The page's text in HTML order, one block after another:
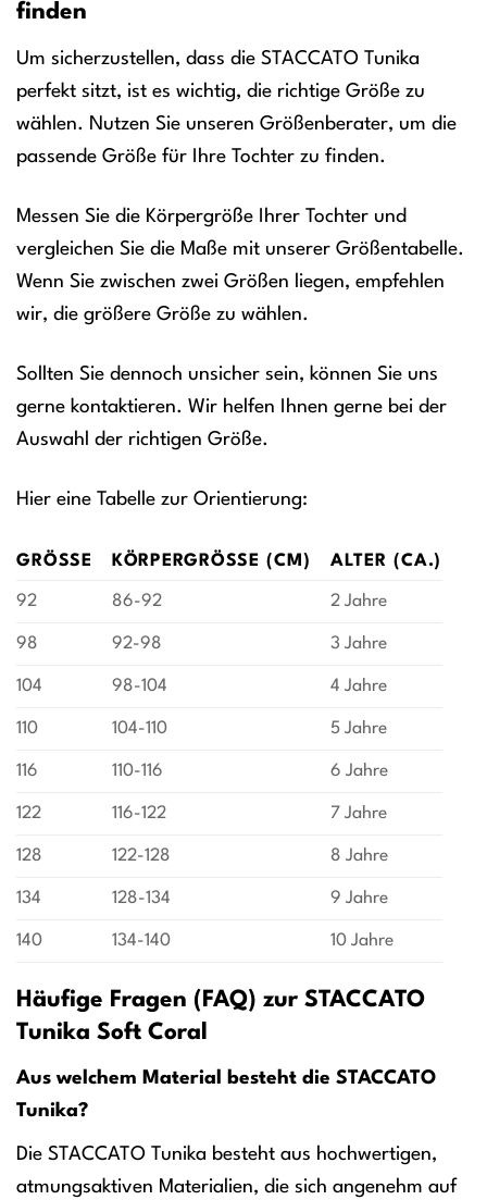
finden
Um sicherzustellen, dass die STACCATO Tunika
perfekt sitzt, ist es wichtig, die richtige Größe zu
wählen. Nutzen Sie unseren Größenberater, um die
passende Größe für Ihre Tochter zu finden.
Messen Sie die Körpergröße Ihrer Tochter und
vergleichen Sie die Maße mit unserer Größentabelle.
Wenn Sie zwischen zwei Größen liegen, empfehlen
wir, die größere Größe zu wählen.
Sollten Sie dennoch unsicher sein, können Sie uns
gerne kontaktieren. Wir helfen Ihnen gerne bei der
Auswahl der richtigen Größe.
Hier eine Tabelle zur Orientierung:
GRÖSSE KÖRPERGRÖSSE (CM) ALTER (CA.)
92 86-92 2 Jahre
98 92-98 3 Jahre
104 98-104 4 Jahre
110 104-110 5 Jahre
116 110-116 6 Jahre
122 116-122 7 Jahre
128 122-128 8 Jahre
134 128-134 9 Jahre
140 134-140 10 Jahre
Häufige Fragen (FAQ) zur STACCATO
Tunika Soft Coral
Aus welchem Material besteht die STACCATO
Tunika?
Die STACCATO Tunika besteht aus hochwertigen,
atmungsaktiven Materialien, die sich angenehm auf